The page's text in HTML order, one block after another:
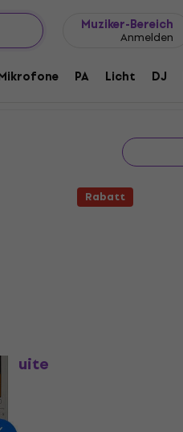
Muziker-Bereich
Anmelden
PA Licht DJ
Suite
Rabatt